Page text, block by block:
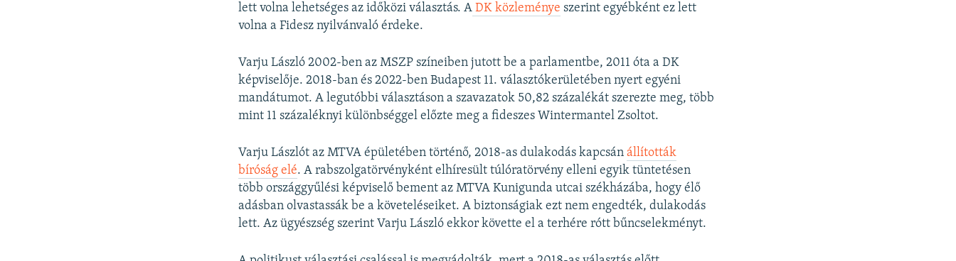
lett volna lehetséges az időközi választás. A DK közleménye szerint egyébként ez lett
volna a Fidesz nyilvánvaló érdeke.
Varju László 2002-ben az MSZP színeiben jutott be a parlamentbe, 2011 óta a DK
képviselője. 2018-ban és 2022-ben Budapest 11. választókerületében nyert egyéni
mandátumot. A legutóbbi választáson a szavazatok 50,82 százalékát szerezte meg, több
mint 11 százaléknyi különbséggel előzte meg a fideszes Wintermantel Zsoltot.
Varju Lászlót az MTVA épületében történő, 2018-as dulakodás kapcsánállították
bíróság elé. A rabszolgatörvényként elhíresült túlóratörvény elleni egyik tüntetésen
több országgyűlési képviselő bement az MTVA Kunigunda utcai székházába, hogy élő
adásban olvastassák be a követeléseiket. A biztonságiak ezt nem engedték, dulakodás
lett. Az ügyészség szerint Varju László ekkor követte el a terhére rótt bűncselekményt.